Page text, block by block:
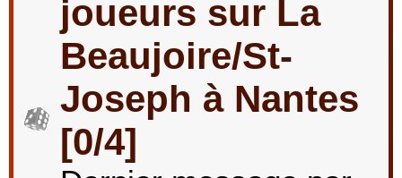
joueurs sur La
Beaujoire/St-
Joseph à Nantes
[0/4]